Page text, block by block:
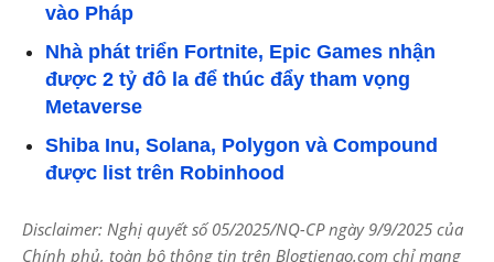
vào Pháp
Nhà phát triển Fortnite, Epic Games nhận
được 2 tỷ đô la để thúc đẩy tham vọng
Metaverse
Shiba Inu, Solana, Polygon và Compound
được list trên Robinhood
Disclaimer: Nghị quyết số 05/2025/NQ-CP ngày 9/9/2025 của
Chính phủ, toàn bộ thông tin trên Blogtienao.com chỉ mang